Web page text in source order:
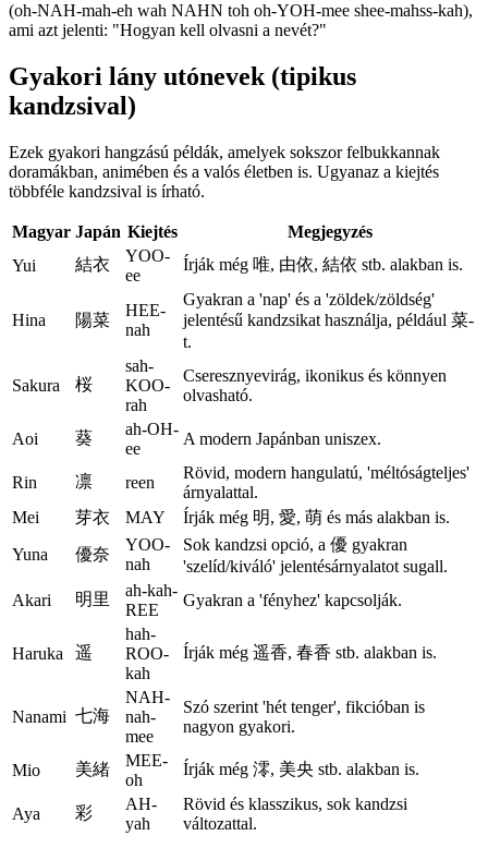
(oh-NAH-mah-eh wah NAHN toh oh-YOH-mee shee-mahss-kah),
ami azt jelenti: "Hogyan kell olvasni a nevét?"
Gyakori lány utónevek (tipikus
kandzsival)
Ezek gyakori hangzású példák, amelyek sokszor felbukkannak
doramákban, animében és a valós életben is. Ugyanaz a kiejtés
többféle kandzsival is írható.
Magyar Japán Kiejtés
Megjegyzés
Yui
結衣
YOO-
ee
Írják még 唯, 由依, 結依 stb. alakban is.
Hina 陽菜
HEE-
nah
Gyakran a 'nap' és a 'zöldek/zöldség'
jelentésű kandzsikat használja, például 菜-
t.
Sakura 桜
sah-
KOO-
rah
Cseresznyevirág, ikonikus és könnyen
olvasható.
Aoi 葵
ah-OH-
ee
A modern Japánban uniszex.
Rin 凛 reen
Rövid, modern hangulatú, 'méltóságteljes'
árnyalattal.
Mei
芽衣 MAY
Írják még 明, 愛, 萌 és más alakban is.
Yuna
優奈
YOO-
nah
Sok kandzsi opció, a 優 gyakran
'szelíd/kiváló' jelentésárnyalatot sugall.
Akari
明里
ah-kah-
REE
Gyakran a 'fényhez' kapcsolják.
Haruka 遥
hah-
ROO-
kah
Írják még 遥香, 春香 stb. alakban is.
Nanami 七海
NAH-
nah-
mee
Szó szerint 'hét tenger', fikcióban is
nagyon gyakori.
Mio 美緒
MEE-
oh
Írják még 澪, 美央 stb. alakban is.
Aya 彩
AH-
yah
Rövid és klasszikus, sok kandzsi
változattal.